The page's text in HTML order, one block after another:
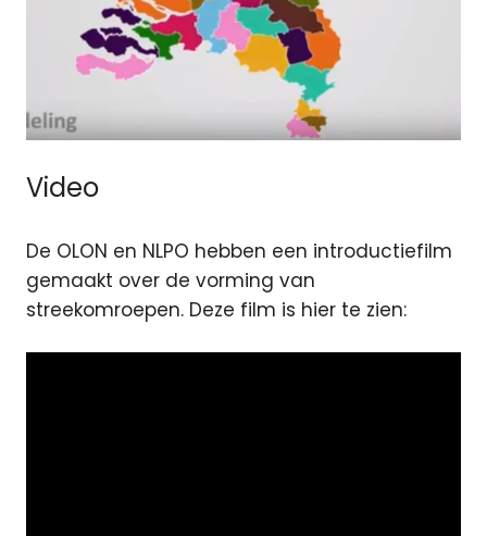
Video
De OLON en NLPO hebben een introductiefilm
gemaakt over de vorming van
streekomroepen. Deze film is hier te zien: